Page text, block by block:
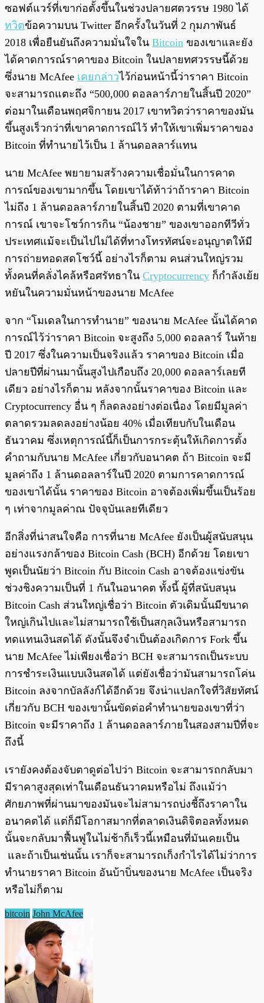
ซอฟต์แวร์ที่เขาก่อตั้งขึ้นในช่วงปลายศตวรรษ 1980 ได้
ทวิตข้อความบน Twitter อีกครั้งในวันที่ 2 กุมภาพันธ์
2018 เพื่อยืนยันถึงความมั่นใจใน Bitcoin ของเขาและยัง
ได้คาดการณ์ราคาของ Bitcoin ในปลายทศวรรษนี้ด้วย
ซึ่งนาย McAfee เคยกล่าวไว้ก่อนหน้านี้ว่าราคา Bitcoin
จะสามารถแตะถึง “500,000 ดอลลาร์ภายในสิ้นปี 2020”
ต่อมาในเดือนพฤศจิกายน 2017 เขาทวิตว่าราคาของมัน
ขึ้นสูงเร็วกว่าที่เขาคาดการณ์ไว้ ทำให้เขาเพิ่มราคาของ
Bitcoin ที่ทำนายไว้เป็น 1 ล้านดอลลาร์แทน
นาย McAfee พยายามสร้างความเชื่อมั่นในการคาด
การณ์ของเขามากขึ้น โดยเขาได้ท้าว่าถ้าราคา Bitcoin
ไม่ถึง 1 ล้านดอลลาร์ภายในสิ้นปี 2020 ตามที่เขาคาด
การณ์ เขาจะโชว์การกิน “น้องชาย” ของเขาออกทีวีทั่ว
ประเทศแม้จะเป็นไปไม่ได้ที่ทางโทรทัศน์จะอนุญาตให้มี
การถ่ายทอดสดโชว์นี้ อย่างไรก็ตาม คนส่วนใหญ่รวม
ทั้งคนที่คลั่งไคล้หรือศรัทธาใน Cryptocurrency ก็กำลังเย้ย
หยันในความมั่นหน้าของนาย McAfee
จาก “โมเดลในการทำนาย” ของนาย McAfee นั้นได้คาด
การณ์ไว้ว่าราคา Bitcoin จะสูงถึง 5,000 ดอลลาร์ ในท้าย
ปี 2017 ซึ่งในความเป็นจริงแล้ว ราคาของ Bitcoin เมื่อ
ปลายปีที่ผ่านมานั้นสูงไปเกือบถึง 20,000 ดอลลาร์เลยที
เดียว อย่างไรก็ตาม หลังจากนั้นราคาของ Bitcoin และ
Cryptocurrency อื่น ๆ ก็ลดลงอย่างต่อเนื่อง โดยมีมูลค่า
ตลาดรวมลดลงอย่างน้อย 40% เมื่อเทียบกับในเดือน
ธันวาคม ซึ่งเหตุการณ์นี้ก็เป็นการกระตุ้นให้เกิดการตั้ง
คำถามกับนาย McAfee เกี่ยวกับอนาคต ถ้า Bitcoin จะมี
มูลค่าถึง 1 ล้านดอลลาร์ในปี 2020 ตามการคาดการณ์
ของเขาได้นั้น ราคาของ Bitcoin อาจต้องเพิ่มขึ้นเป็นร้อย
ๆ เท่าจากมูลค่าณ ปัจจุบันเลยทีเดียว
อีกสิ่งที่น่าสนใจคือ การที่นาย McAfee ยังเป็นผู้สนับสนุน
อย่างแรงกล้าของ Bitcoin Cash (BCH) อีกด้วย โดยเขา
พูดเป็นนัยว่า Bitcoin กับ Bitcoin Cash อาจต้องแข่งขัน
ช่วงชิงความเป็นที่ 1 กันในอนาคต ทั้งนี้ ผู้ที่สนับสนุน
Bitcoin Cash ส่วนใหญ่เชื่อว่า Bitcoin ตัวเดิมนั้นมีขนาด
ใหญ่เกินไปและไม่สามารถใช้เป็นสกุลเงินหรือสามารถ
ทดแทนเงินสดได้ ดังนั้นจึงจำเป็นต้องเกิดการ Fork ขึ้น
นาย McAfee ไม่เพียงเชื่อว่า BCH จะสามารถเป็นระบบ
การชำระเงินแบบเงินสดได้ แต่ยังเชื่อว่ามันสามารถโค่น
Bitcoin ลงจากบัลลังก์ได้อีกด้วย จึงน่าแปลกใจที่วิสัยทัศน์
เกี่ยวกับ BCH ของเขานั้นขัดต่อคำทำนายของเขาที่ว่า
Bitcoin จะมีราคาถึง 1 ล้านดอลลาร์ภายในสองสามปีที่จะ
ถึงนี้
เรายังคงต้องจับตาดูต่อไปว่า Bitcoin จะสามารถกลับมา
มีราคาสูงสุดเท่าในเดือนธันวาคมหรือไม่ ถึงแม้ว่า
ศักยภาพที่ผ่านมาของมันจะไม่สามารถบ่งชี้ถึงราคาใน
อนาคตได้ แต่ก็มีโอกาสมากที่ตลาดเงินดิจิตอลทั้งหมด
นั้นจะกลับมาฟื้นฟูในไม่ช้าก็เร็วนี้เหมือนที่มันเคยเป็น
และถ้าเป็นเช่นนั้น เราก็จะสามารถเก็งกำไรได้ไม่ว่าการ
ทำนายราคา Bitcoin อันบ้าบิ่นของนาย McAfee เป็นจริง
หรือไม่ก็ตาม
bitcoin John McAfee